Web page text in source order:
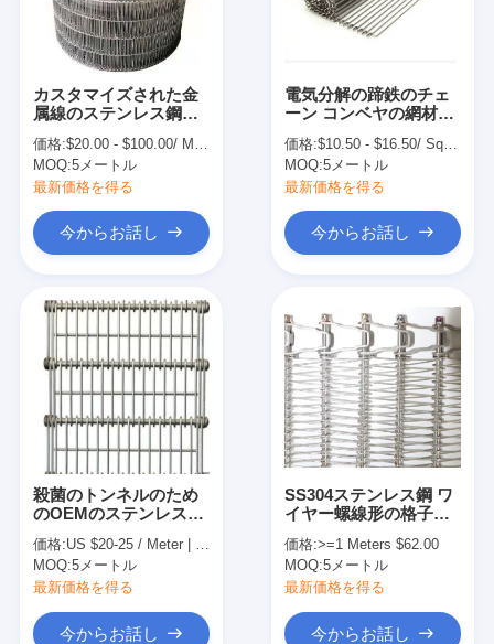
カスタマイズされた金
属線のステンレス鋼の
ーの鎖
価格:$20.00 - $100.00/ Meter|2 Meter/Meters(Min. Order)
MOQ:5メートル
最新価格を得る
今からお話し
電気分解の蹄鉄のチェ
ーン コンベヤの網材料
価格:$10.50 - $16.50/ Square Meter|50 Square Meter/Square Meters(Min. Order)
MOQ:5メートル
最新価格を得る
今からお話し
殺菌のトンネルのため
のOEMのステンレス鋼
の網
価格:US $20-25 / Meter | 1 Meter (Min. Order)
MOQ:5メートル
最新価格を得る
今からお話し
SS304ステンレス鋼 ワ
イヤー螺線形の格子コ
な屈曲ベルト
価格:>=1 Meters $62.00
MOQ:5メートル
最新価格を得る
今からお話し